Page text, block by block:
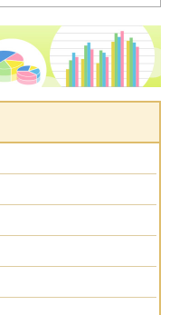
プページ